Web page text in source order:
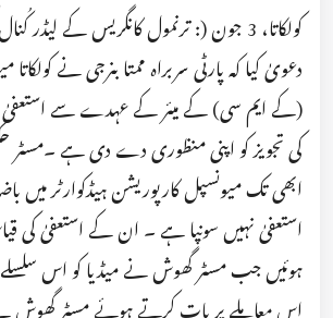
کولکاتا، 3 جون (: ترنمول کانگریس کے
دعویٰ کیا کہ پارٹی سربراہ ممتا بنرجی نے
(کے ایم سی) کے میئر کے عہدے سے استعفیٰ
کی تجویز کو اپنی منظوری دے دی ہے ۔مسٹر
ابھی تک میونسپل کارپوریشن ہیڈکوارٹر میں
استعفیٰ نہیں سونپا ہے ۔ ان کے استعفیٰ کی
ہوئیں جب مسٹر گھوش نے میڈیا کو اس
اس معاملے پر بات کرتے ہوئے مسٹر گھوش نے